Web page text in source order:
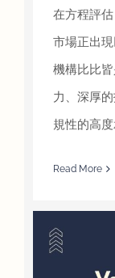
在方程評
市場正出
機構比比
力、深厚
規性的高
Read More